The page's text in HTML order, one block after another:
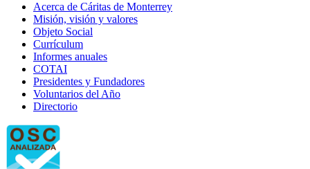
Acerca de Cáritas de Monterrey
Misión, visión y valores
Objeto Social
Currículum
Informes anuales
COTAI
Presidentes y Fundadores
Voluntarios del Año
Directorio